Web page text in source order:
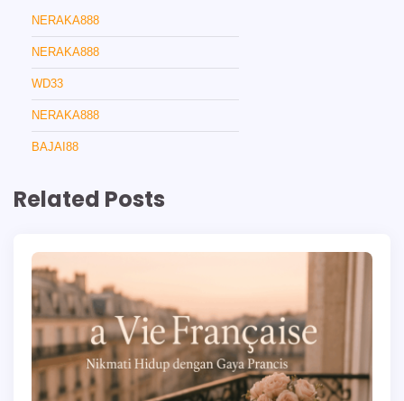
NERAKA888
NERAKA888
WD33
NERAKA888
BAJAI88
Related Posts